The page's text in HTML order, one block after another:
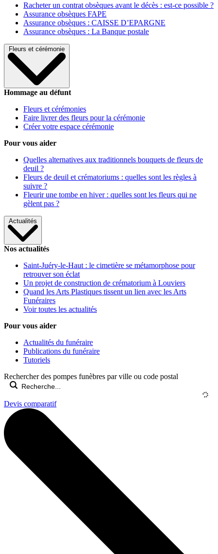
Racheter un contrat obsèques avant le décès : est-ce possible ?
Assurance obsèques FAPE
Assurance obsèques : CAISSE D’EPARGNE
Assurance obsèques : La Banque postale
Fleurs et cérémonie
Hommage au défunt
Fleurs et cérémonies
Faire livrer des fleurs pour la cérémonie
Créer votre espace cérémonie
Pour vous aider
Quelles alternatives aux traditionnels bouquets de fleurs de
deuil ?
Fleurs de deuil et crématoriums : quelles sont les règles à
suivre ?
Fleurir une tombe en hiver : quelles sont les fleurs qui ne
gèlent pas ?
Actualités
Nos actualités
Saint-Juéry-le-Haut : le cimetière se métamorphose pour
retrouver son éclat
Un projet de construction de crématorium à Louviers
Quand les Arts Plastiques tissent un lien avec les Arts
Funéraires
Voir toutes les actualités
Pour vous aider
Actualités du funéraire
Publications du funéraire
Tutoriels
Rechercher des pompes funèbres par ville ou code postal
Devis comparatif